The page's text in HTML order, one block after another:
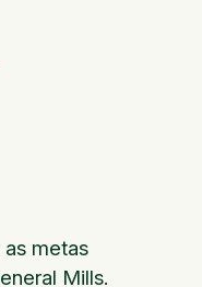
metas
Mills.